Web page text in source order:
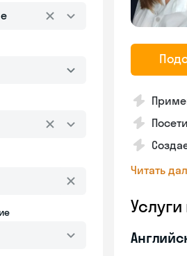
Читать